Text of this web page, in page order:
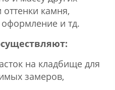
оттенки камня,
и тд.
на кладбище для
замеров,